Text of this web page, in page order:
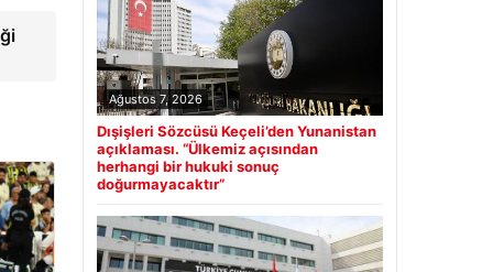
Ağustos 7, 2026
Dışişleri Sözcüsü Keçeli’den Yunanistan
açıklaması. “Ülkemiz açısından
herhangi bir hukuki sonuç
doğurmayacaktır”